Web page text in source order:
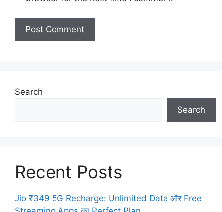
Search
Search
Recent Posts
Jio ₹349 5G Recharge: Unlimited Data और Free